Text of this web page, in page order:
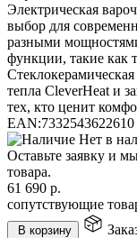
Электрическая
выбор для
разными
функции, такие как
тепла CleverHeat и
тех, кто ценит
EAN:7332543622610
Нет в
Оставьте заявку и
товара.
61 690 р.
сопутствующие
В корзину